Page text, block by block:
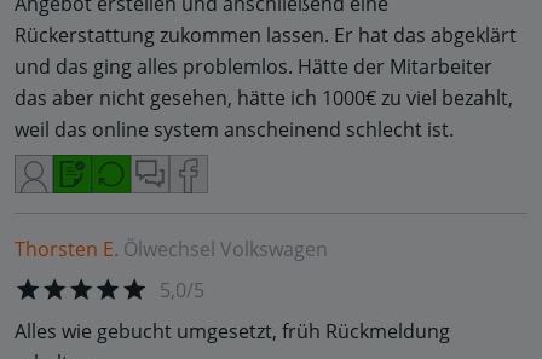
Rückerstattung zukommen lassen. Er hat das abgeklärt
und das ging alles problemlos. Hätte der Mitarbeiter
das aber nicht gesehen, hätte ich 1000€ zu viel bezahlt,
weil das online system anscheinend schlecht ist.
Thorsten E. Ölwechsel Volkswagen
5,0/5
Alles wie gebucht umgesetzt, früh Rückmeldung